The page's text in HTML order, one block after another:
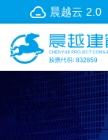
晨越云 2.0